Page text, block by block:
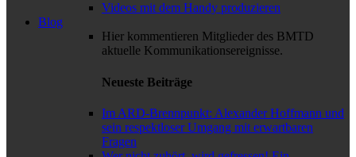
Videos mit dem Handy produzieren
Blog
Hier kommentieren Mitglieder des BMTD
aktuelle Kommunikationsereignisse.
Neueste Beiträge
Im ARD-Brennpunkt: Alexander Hoffmann und
sein respektloser Umgang mit erwartbaren
Fragen